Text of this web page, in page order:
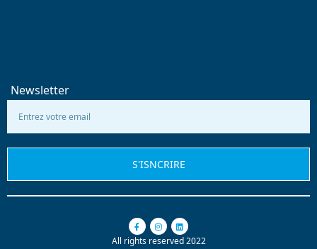
Newsletter
S'ISNCRIRE
All rights reserved 2022